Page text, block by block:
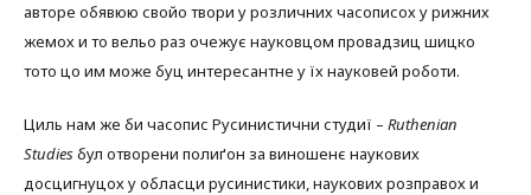
авторе обявюю свойо твори у розличних часописох у рижних
жемох и то вельо раз очежує науковцом провадзиц шицко
тото цо им може буц интересантне у їх науковей роботи.
Циль нам же би часопис Русинистични студиї – Ruthenian
Studiesбул отворени полиґон за виношенє наукових
досцигнуцох у обласци русинистики, наукових розправох и